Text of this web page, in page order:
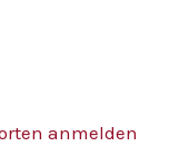
anmelden